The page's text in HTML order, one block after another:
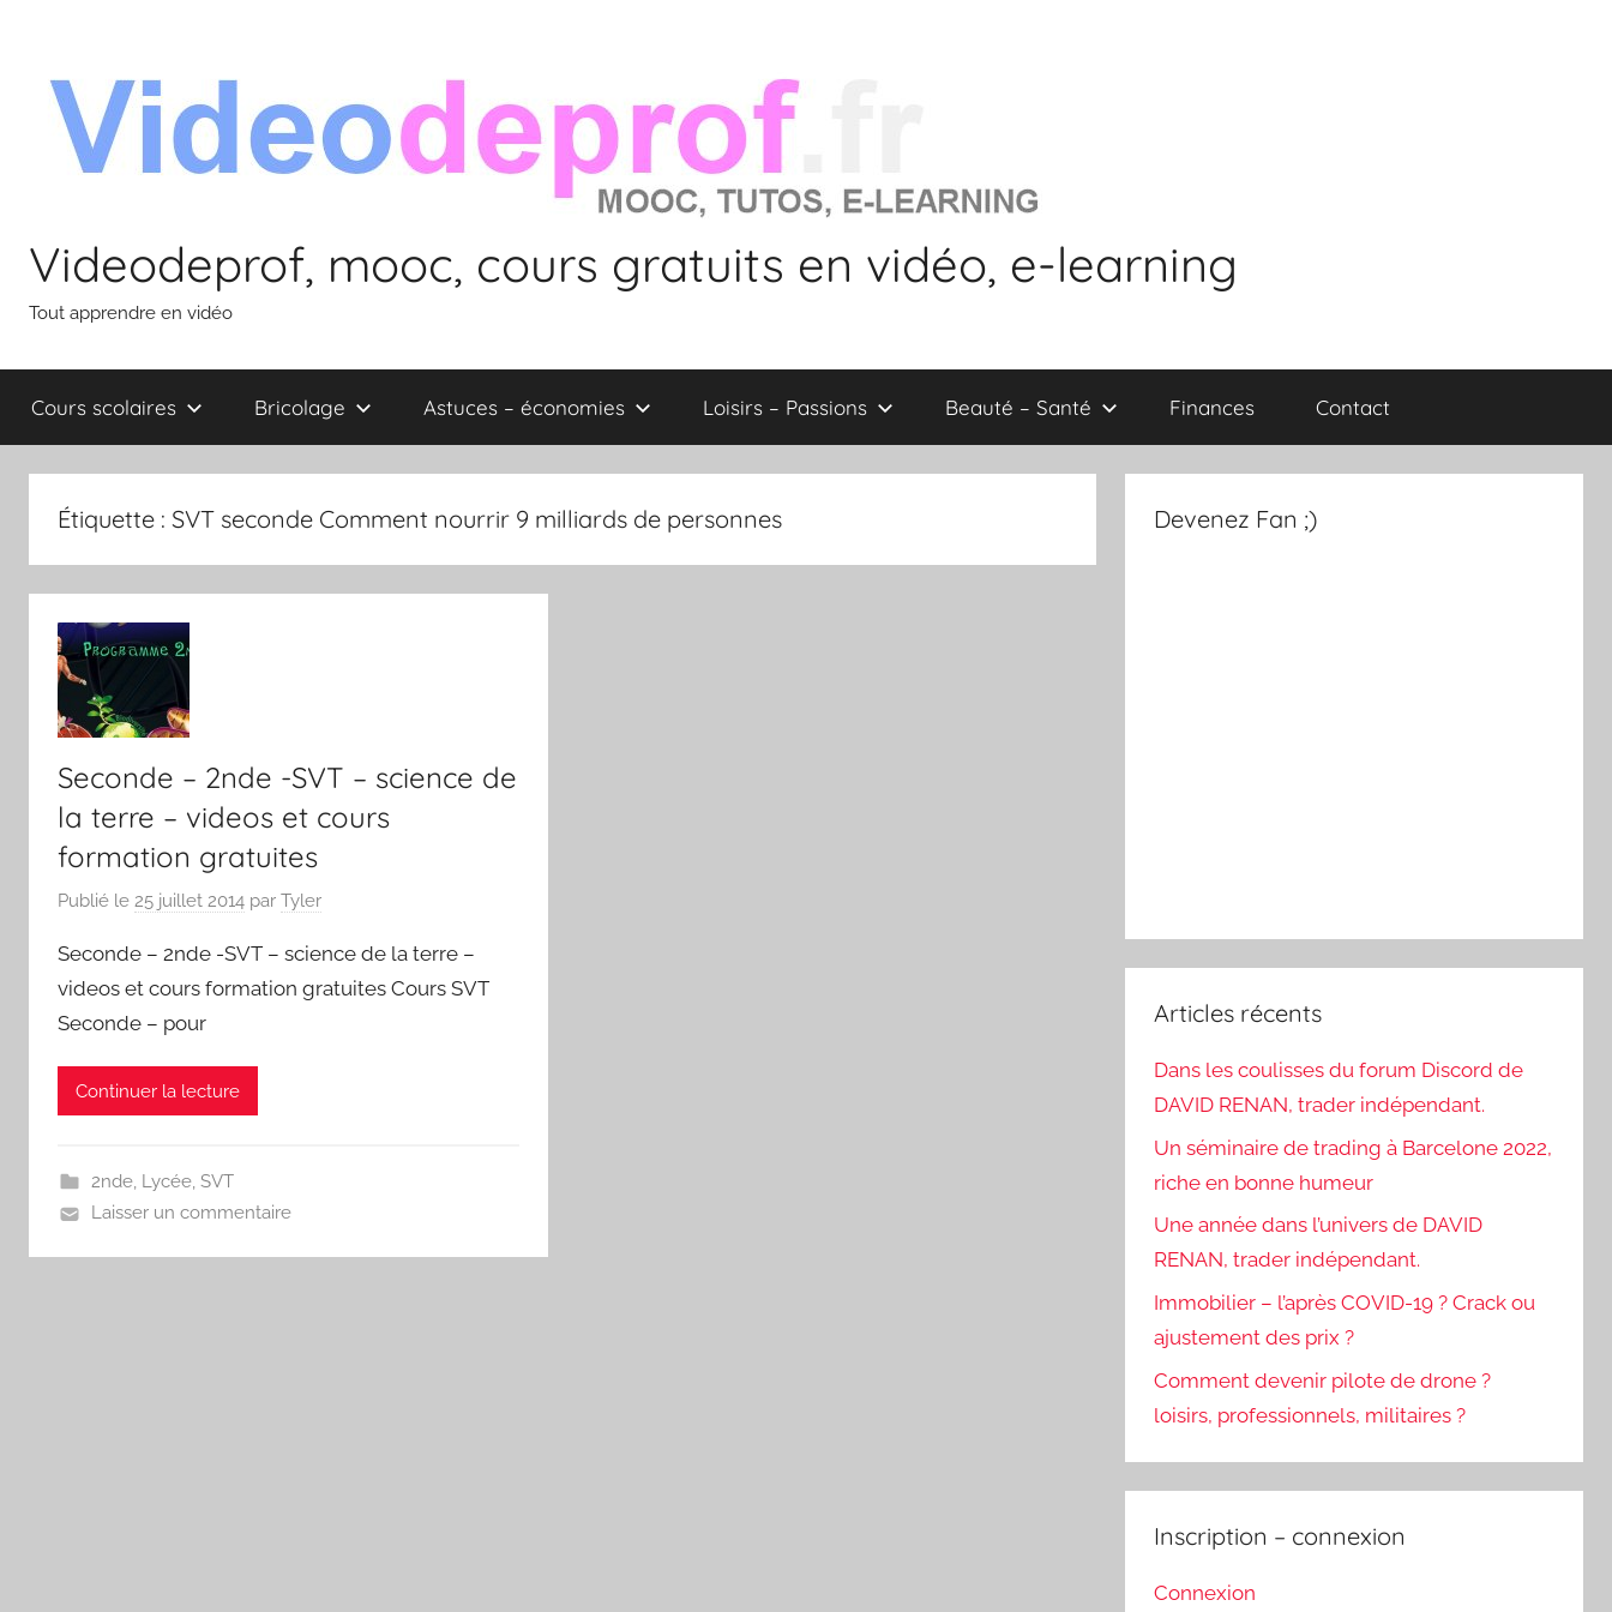
contenu
Videodeprof, mooc, cours gratuits en vidéo, e-learning
Tout apprendre en vidéo
Cours scolaires Bricolage Astuces – économies Loisirs – Passions Beauté – Santé Finances Contact
Étiquette : SVT seconde Comment nourrir 9 milliards de personnes
Seconde – 2nde -SVT – science de
la terre – videos et cours
formation gratuites
Publié le 25 juillet 2014 par Tyler
Seconde – 2nde -SVT – science de la terre –
videos et cours formation gratuites Cours SVT
Seconde – pour
Continuer la lecture
2nde, Lycée, SVT
Laisser un commentaire
Devenez Fan ;)
Articles récents
Dans les coulisses du forum Discord de
DAVID RENAN, trader indépendant.
Un séminaire de trading à Barcelone 2022,
riche en bonne humeur
Une année dans l’univers de DAVID
RENAN, trader indépendant.
Immobilier – l’après COVID-19 ? Crack ou
ajustement des prix ?
Comment devenir pilote de drone ?
loisirs, professionnels, militaires ?
Inscription – connexion
Connexion